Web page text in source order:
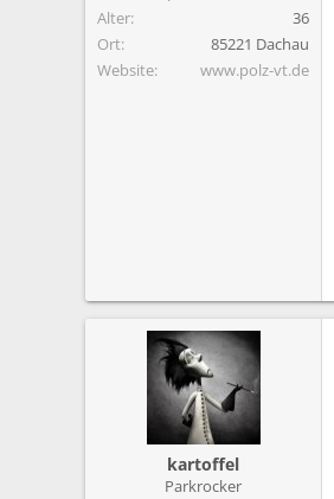
Alter
36
Ort
85221 Dachau
Website
www.polz-vt.de
kartoffel
Parkrocker